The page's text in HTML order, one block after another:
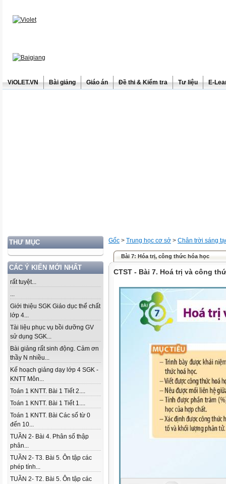
ViOLET.VN Bài giảng Giáo án Đề thi & Kiểm tra Tư liệu E-
THƯ MỤC
CÁC Ý KIẾN MỚI NHẤT
rất tuyệt...
...
Giới thiệu SGK Giáo dục thể chất
lớp 4...
Tài liệu phục vụ bồi dưỡng GV
sử dụng SGK...
Bài giảng rất sinh động. Cảm ơn
thầy N nhiều...
Kế hoạch giảng dạy lớp 4 SGK -
KNTT Môn...
Toán 1 KNTT. Bài 1 Tiết 2....
Toán 1 KNTT. Bài 1 Tiết 1....
Toán 1 KNTT. Bài Các số từ 0
đến 10...
TUẦN 2- Bài 4. Phân số thập
phân...
TUẦN 2- T3. Bài 5. Ôn tập các
phép tính...
TUẦN 2- T2. Bài 5. Ôn tập các
Gốc > Trung học cơ sở > Chân trời sáng
Bài 7: Hóa trị, công thức hóa học
CTST - Bài 7. Hoá trị và công